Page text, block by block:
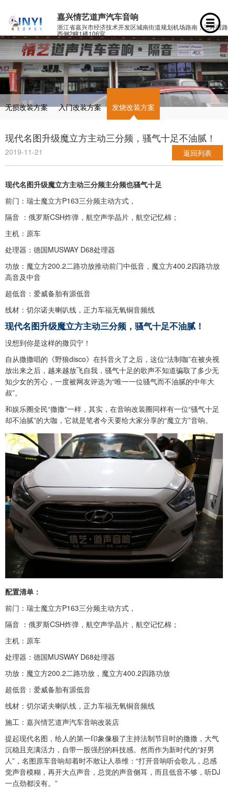
嘉兴情艺道声汽车音响
浙江省嘉兴市经济技术开发区城南街道规划机场路南，三环西路
西侧2幢1楼106室
无损改装方案 入门改装方案 发烧改装方案
现代名图升级魔立方主动三分频，骚气十足不油腻！
2019-11-21 返回列表
现代名图升级魔立方主动三分频主分频也骚气十足
前门：瑞士魔立方P163三分频主动方式，
隔音 ：俄罗斯CSH炸弹，航空声学晶片，航空记忆棉；
主机：原车
处理器：德国MUSWAY D68处理器
功放：魔立方200.2二路功放推动前门中低音，魔立方400.2四路功放
高音及中音
超低音：爱威备胎有源低音
线材：切尔诺夫喇叭线，正力车福无氧铜音频线
现代名图升级魔立方主动三分频，骚气十足不油腻！
没想到你是这样的撒贝宁！
自从撒撒唱的《野狼disco》在抖音火了之后，这位“法制咖”在被央视
放出来之后，越来越放飞自我，骚气十足的歌声不知道骗取了多少无
知少女的芳心，一度被网友评选为“唯一一位骚气而不油腻的中年大
叔”。
和娱乐圈全民“撒撒”一样，其实，在音响改装圈同样有一位“骚气十足
却不油腻”的大咖，它就是笔者今天要给大家分享的“魔立方”音响。
配置清单：
前门：瑞士魔立方P163三分频主动方式，
隔音 ：俄罗斯CSH炸弹，航空声学晶片，航空记忆棉；
主机：原车
处理器：德国MUSWAY D68处理器
功放：魔立方200.2二路功放，魔立方400.2四路功放
超低音：爱威备胎有源低音
线材：切尔诺夫喇叭线，正力车福无氧铜音频线
施工：嘉兴情艺道声汽车音响改装店
提起现代名图，给人的第一印象像极了主持法制节目时的撒撒，大气
沉稳且充满活力，自带一股强烈的科技感。然而作为新时代的“好男
人”，名图原车音响却着时不敢让人恭维：“打开音响听会歌儿，总感
觉声音模糊，再开大点声音，总觉的声音侧耳，而且低音不够，听DJ
一点劲都没有。”